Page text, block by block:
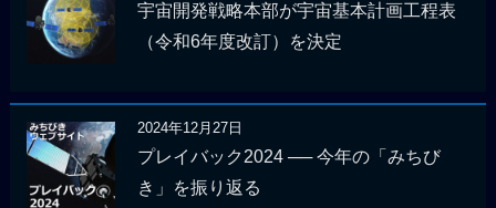
宇宙開発戦略本部が宇宙基本計画工程表
（令和6年度改訂）を決定
2024年12月27日
プレイバック2024 ── 今年の「みちび
き」を振り返る